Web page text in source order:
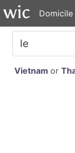
Domicile
Vietnam or